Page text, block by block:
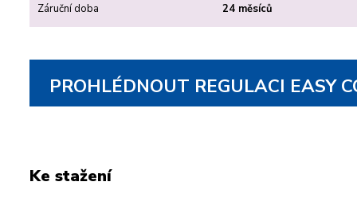
Záruční doba 24 měsíců
PROHLÉDNOUT REGULACI EASY
Ke stažení